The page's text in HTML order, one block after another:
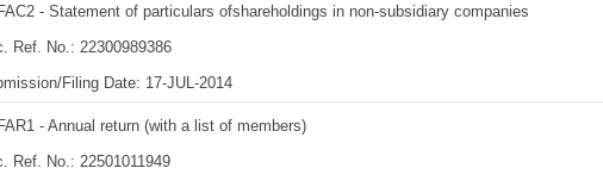
- Statement of particulars ofshareholdings in non-subsidiary companies
Ref. No.: 22300989386
Filing Date: 17-JUL-2014
- Annual return (with a list of members)
Ref. No.: 22501011949